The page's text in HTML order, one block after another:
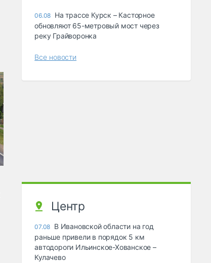
06.08 На трассе Курск – Касторное
обновляют 65-метровый мост через
реку Грайворонка
Все новости
Центр
07.08 В Ивановской области на год
раньше привели в порядок 5 км
автодороги Ильинское-Хованское –
Кулачево